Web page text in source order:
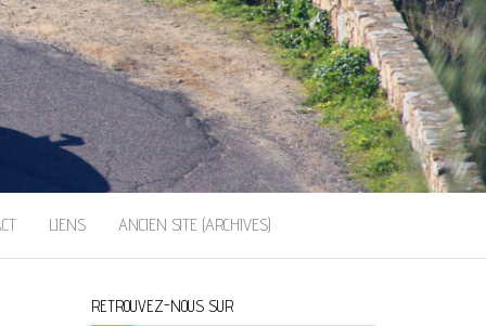
LIENS ANCIEN SITE (ARCHIVES)
RETROUVEZ-NOUS SUR